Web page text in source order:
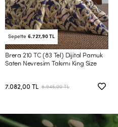
Sepette 6.727,90 TL
Brera 210 TC (83 Tel) Dijital Pamuk
Saten Nevresim Takımı King Size
7.082,00 TL 8.945,00 TL